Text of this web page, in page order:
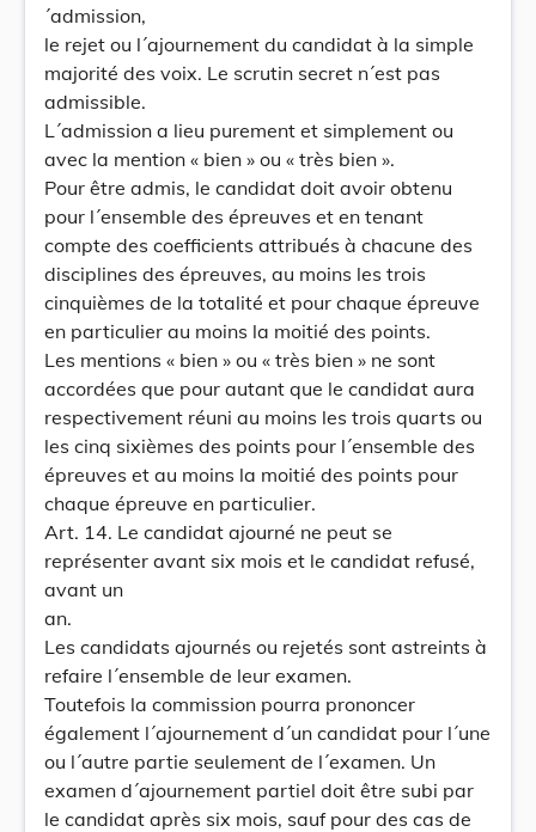
´admission,
le rejet ou l´ajournement du candidat à la simple
majorité des voix. Le scrutin secret n´est pas
admissible.
L´admission a lieu purement et simplement ou
avec la mention « bien » ou « très bien ».
Pour être admis, le candidat doit avoir obtenu
pour l´ensemble des épreuves et en tenant
compte des coefficients attribués à chacune des
disciplines des épreuves, au moins les trois
cinquièmes de la totalité et pour chaque épreuve
en particulier au moins la moitié des points.
Les mentions « bien » ou « très bien » ne sont
accordées que pour autant que le candidat aura
respectivement réuni au moins les trois quarts ou
les cinq sixièmes des points pour l´ensemble des
épreuves et au moins la moitié des points pour
chaque épreuve en particulier.
Art. 14. Le candidat ajourné ne peut se
représenter avant six mois et le candidat refusé,
avant un
an.
Les candidats ajournés ou rejetés sont astreints à
refaire l´ensemble de leur examen.
Toutefois la commission pourra prononcer
également l´ajournement d´un candidat pour l´une
ou l´autre partie seulement de l´examen. Un
examen d´ajournement partiel doit être subi par
le candidat après six mois, sauf pour des cas de